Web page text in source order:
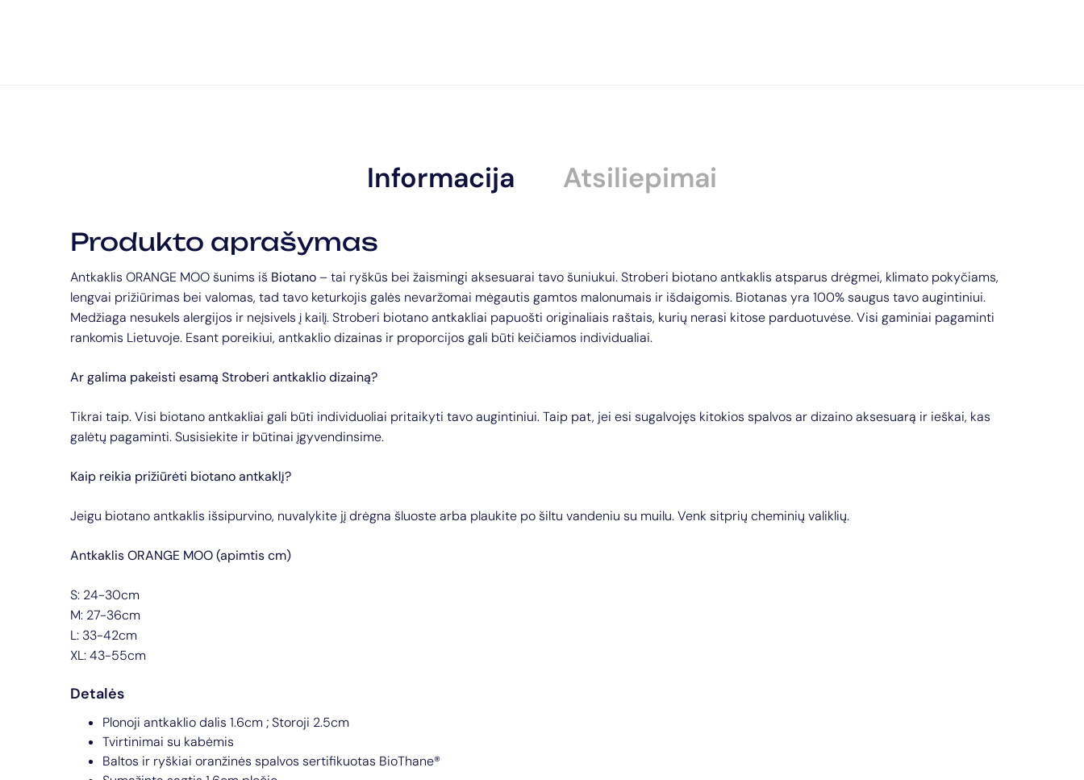
Informacija Atsiliepimai
Produkto aprašymas
Antkaklis ORANGE MOO šunims iš Biotano– tai ryškūs bei žaismingi aksesuarai tavo šuniukui. Stroberi biotano antkaklis atsparus drėgmei, klimato pokyčiams,
lengvai prižiūrimas bei valomas, tad tavo keturkojis galės nevaržomai mėgautis gamtos malonumais ir išdaigomis. Biotanas yra 100% saugus tavo augintiniui.
Medžiaga nesukels alergijos ir neįsivels į kailį. Stroberi biotano antkakliai papuošti originaliais raštais, kurių nerasi kitose parduotuvėse. Visi gaminiai pagaminti
rankomis Lietuvoje. Esant poreikiui, antkaklio dizainas ir proporcijos gali būti keičiamos individualiai.
Ar galima pakeisti esamą Stroberi antkaklio dizainą?
Tikrai taip. Visi biotano antkakliai gali būti individuoliai pritaikyti tavo augintiniui. Taip pat, jei esi sugalvojęs kitokios spalvos ar dizaino aksesuarą ir ieškai, kas
galėtų pagaminti. Susisiekite ir būtinai įgyvendinsime.
Kaip reikia prižiūrėti biotano antkaklį?
Jeigu biotano antkaklis išsipurvino, nuvalykite jį drėgna šluoste arba plaukite po šiltu vandeniu su muilu. Venk sitprių cheminių valiklių.
Antkaklis ORANGE MOO (apimtis cm)
S: 24-30cm
M: 27-36cm
L: 33-42cm
XL: 43-55cm
Detalės
Plonoji antkaklio dalis 1.6cm ; Storoji 2.5cm
Tvirtinimai su kabėmis
Baltos ir ryškiai oranžinės spalvos sertifikuotas BioThane®